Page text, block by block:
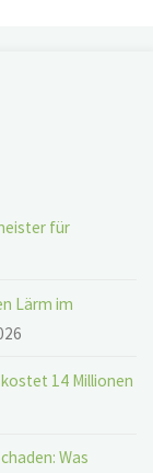
für
Lärm im
14 Millionen
Was